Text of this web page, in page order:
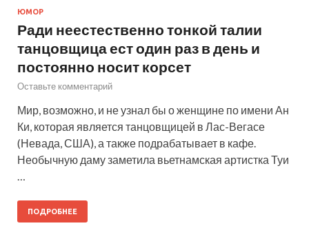
ЮМОР
Ради неестественно тонкой талии
танцовщица ест один раз в день и
постоянно носит корсет
Оставьте комментарий
Мир, возможно, и не узнал бы о женщине по имени Ан
Ки, которая является танцовщицей в Лас-Вегасе
(Невада, США), а также подрабатывает в кафе.
Необычную даму заметила вьетнамская артистка Туи
…
ПОДРОБНЕЕ